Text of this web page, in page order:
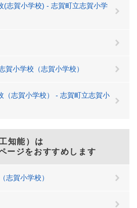
志賀小学校) - 志賀町立志賀小学
賀小学校（志賀小学校）
志賀小学校） - 志賀町立志賀小
知能）は
ージをおすすめします
志賀小学校）